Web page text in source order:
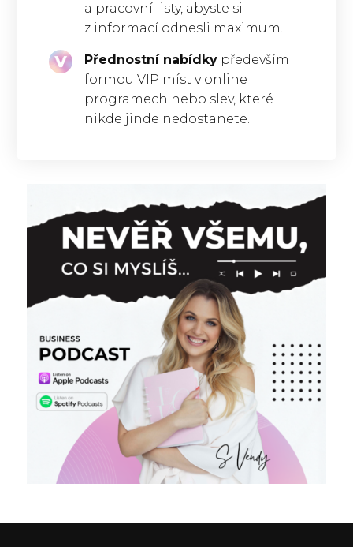
a pracovní listy, abyste si
z informací odnesli maximum.
Přednostní nabídky především
formou VIP míst v online
programech nebo slev, které
nikde jinde nedostanete.